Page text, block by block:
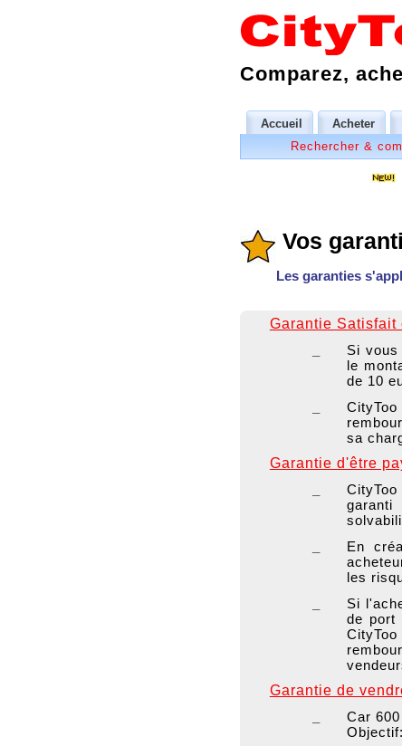
Comparez,
Accueil Acheter
Rechercher &
Vos
Les garanties
Garantie Satisfait
Si
le
de 10
sa
Garantie d'être
En
les
Si
de port
Garantie de
Car